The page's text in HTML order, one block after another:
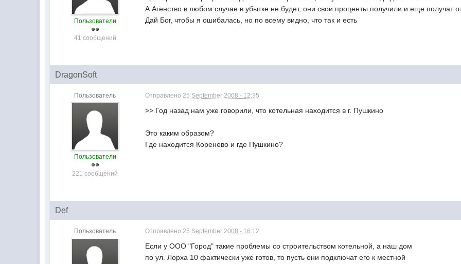
Пользователи
41 сообщений
А Агенство в любом случае в убытке не будет, они свои проценты получили и еще получат
Дай Бог, чтобы я ошибалась, но по всему видно, что так и есть
DragonSoft
Пользователь
Пользователи
221 сообщений
Отправлено25 September 2008 - 12:35
>> Год назад нам уже говорили, что котельная находится в г. Пушкино
Это каким образом?
Где находится Коренево и где Пушкино?
Def
Пользователь Отправлено25 September 2008 - 16:12
Если у ООО "Город" такие проблемы со строительством котельной, а наш дом
по ул. Лорха 10 фактически уже готов, то пусть они подключат его к местной